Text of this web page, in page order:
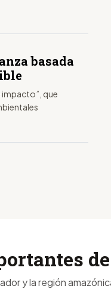
basada
impacto”, que
y la región